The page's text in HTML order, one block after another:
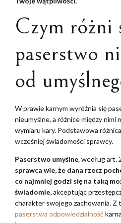
Czym różni
paserstwo
od
W prawie karnym wyróżnia się
nieumyślne, a różnice między nimi
wymiaru kary. Podstawowa
wcześniej świadomości sprawcy.
Paserstwo umyślne, według art.
sprawca wie, że dana rzecz
co najmniej godzi się na taką
świadomie,akceptując
charakter swojego zachowania. Z
paserstwa odpowiedzialność